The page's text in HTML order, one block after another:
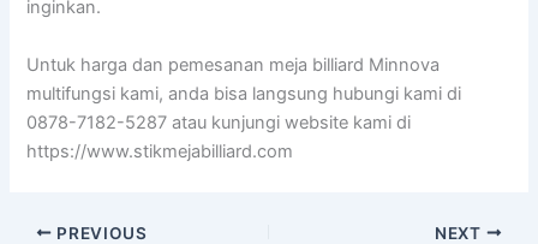
inginkan.
Untuk harga dan pemesanan meja billiard Minnova
multifungsi kami, anda bisa langsung hubungi kami di
0878-7182-5287 atau kunjungi website kami di
https://www.stikmejabilliard.com
PREVIOUS NEXT